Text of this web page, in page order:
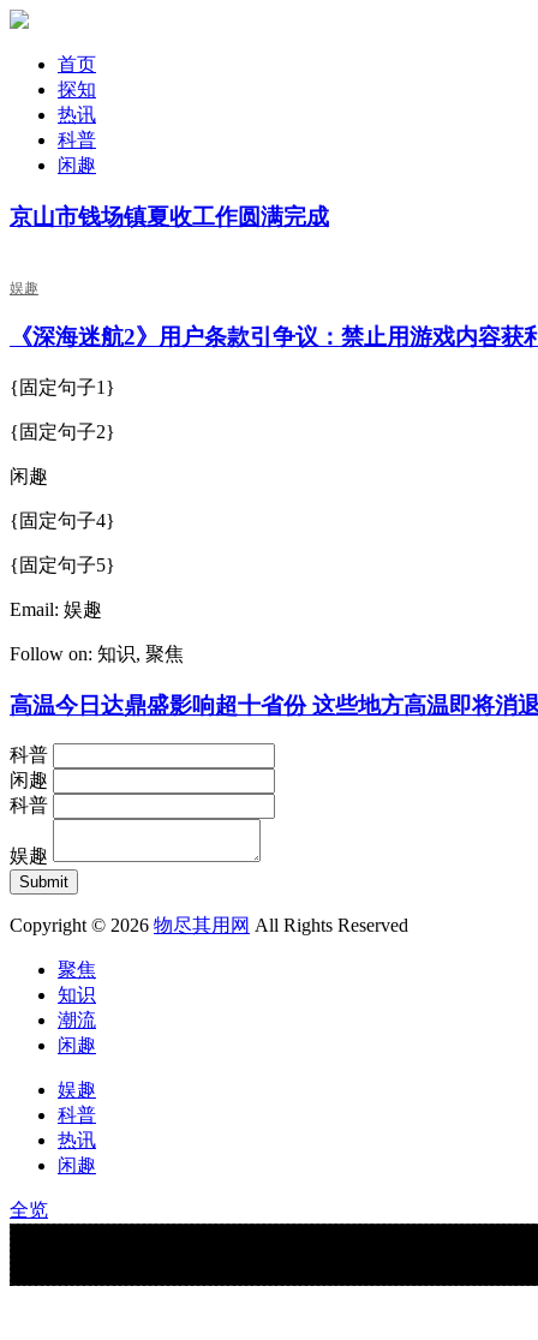
首页
探知
热讯
科普
闲趣
京山市钱场镇夏收工作圆满完成
娱趣
《深海迷航2》用户条款引争议：禁止用游戏内容获
{固定句子1}
{固定句子2}
闲趣
{固定句子4}
{固定句子5}
Email: 娱趣
Follow on: 知识, 聚焦
高温今日达鼎盛影响超十省份 这些地方高温即将消
科普
闲趣
科普
娱趣
Copyright © 2026 物尽其用网 All Rights Reserved
聚焦
知识
潮流
闲趣
娱趣
科普
热讯
闲趣
全览